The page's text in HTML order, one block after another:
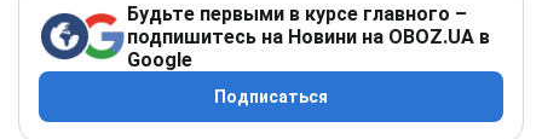
Будьте первыми в курсе главного –
подпишитесь на Новини на OBOZ.UA в
Google
Подписаться